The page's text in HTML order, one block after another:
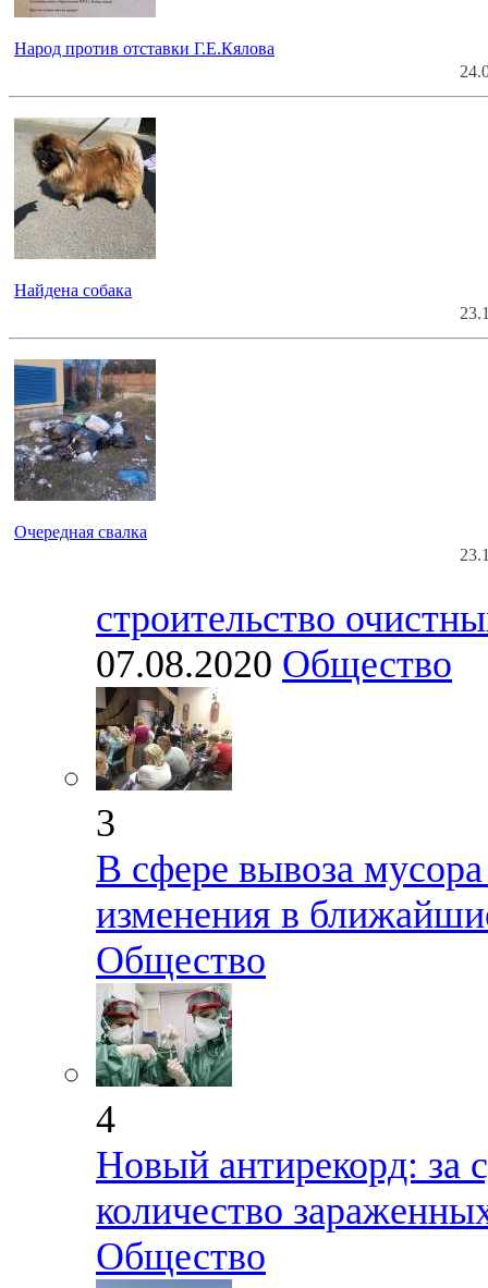
Народ против отставки Г.Е.Кялова
Найдена собака
Очередная свалка
строительство
07.08.2020 Общество
3
В сфере вывоза
изменения в
Общество
4
Новый антирекорд: за
количество
Общество